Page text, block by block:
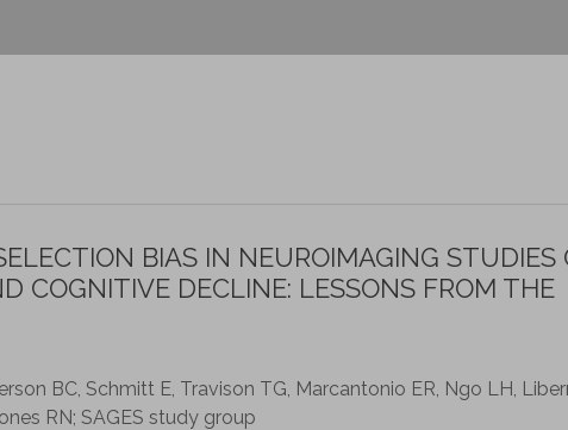
BIAS IN NEUROIMAGING STUDIES
COGNITIVE DECLINE: LESSONS FROM THE
BC, Schmitt E, Travison TG, Marcantonio ER, Ngo LH,
RN; SAGES study group